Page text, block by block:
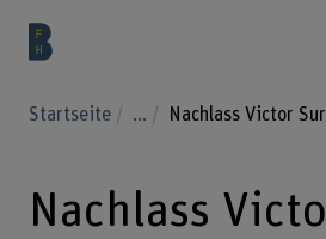
Startseite ...
Nachlass